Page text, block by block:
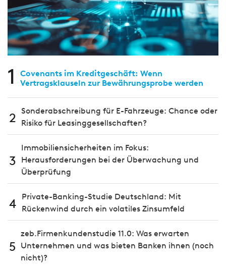
1
Covenants im Kreditgeschäft: Wenn
Vertragsklauseln zur Bewährungsprobe werden
2 Sonderabschreibung für E-Fahrzeuge: Chance oder
Risiko für Leasinggesellschaften?
3
Immobiliensicherheiten im Fokus:
Herausforderungen bei der Überwachung und
Überprüfung
4
Private-Banking-Studie Deutschland: Mit
Rückenwind durch ein volatiles Zinsumfeld
5
zeb.Firmenkundenstudie 11.0: Was erwarten
Unternehmen und was bieten Banken ihnen (noch
nicht)?